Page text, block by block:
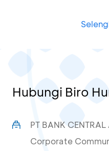
Hubungi Biro
PT BANK
Corporate